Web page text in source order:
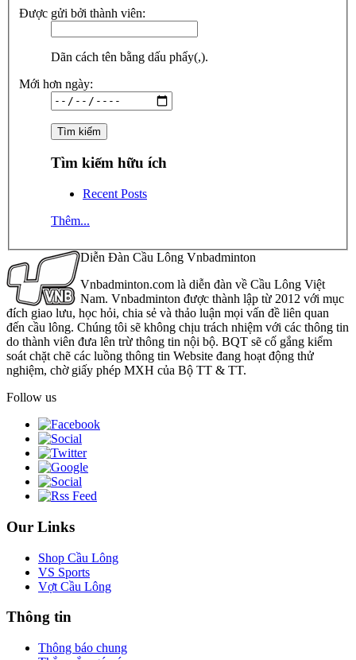
Được gửi bởi thành viên:
Dãn cách tên bằng dấu phẩy(,).
Mới hơn ngày:
Tìm kiếm hữu ích
Recent Posts
Thêm...
Diễn Đàn Cầu Lông Vnbadminton
Vnbadminton.com là diễn đàn về Cầu Lông Việt
Nam. Vnbadminton được thành lập từ 2012 với mục
đích giao lưu, học hỏi, chia sẻ và thảo luận mọi vấn đề liên quan
đến cầu lông. Chúng tôi sẽ không chịu trách nhiệm với các thông tin
do thành viên đưa lên trừ thông tin nội bộ. BQT sẽ cố gắng kiểm
soát chặt chẽ các luồng thông tin Website đang hoạt động thử
nghiệm, chờ giấy phép MXH của Bộ TT & TT.
Follow us
Our Links
Shop Cầu Lông
VS Sports
Vợt Cầu Lông
Thông tin
Thông báo chung